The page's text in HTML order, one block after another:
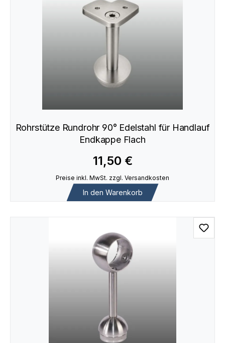
Rohrstütze Rundrohr 90° Edelstahl für Handlauf
Endkappe Flach
11,50 €
Preise inkl. MwSt. zzgl. Versandkosten
In den Warenkorb